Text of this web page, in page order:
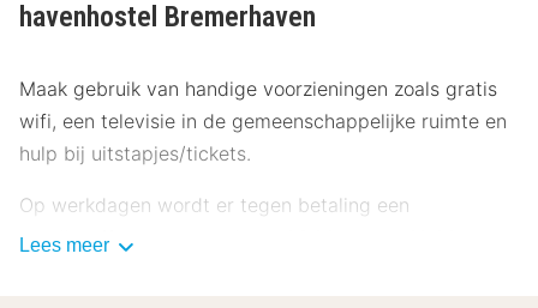
havenhostel Bremerhaven
Maak gebruik van handige voorzieningen zoals gratis
wifi, een televisie in de gemeenschappelijke ruimte en
hulp bij uitstapjes/tickets.
Op werkdagen wordt er tegen betaling een
ontbijtbuffet geserveerd van 06.00 uur tot 10.00 uur
Lees meer